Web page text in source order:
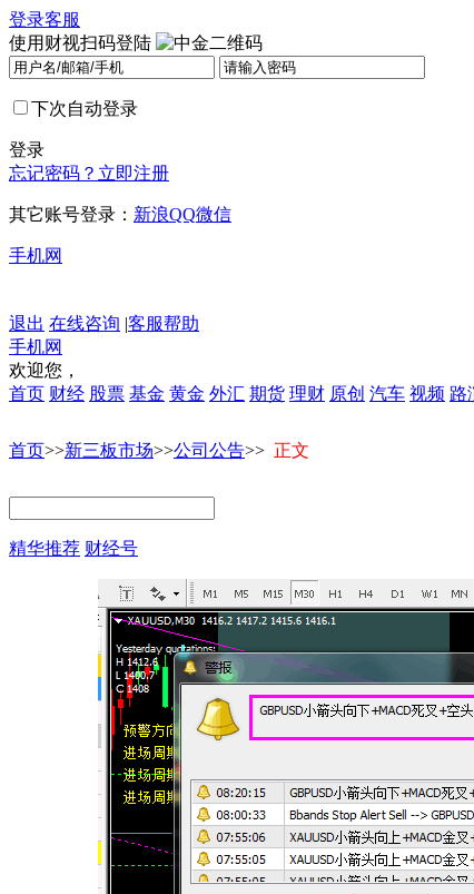
登录客服
使用财视扫码登陆
下次自动登录
登录
忘记密码？ 立即注册
其它账号登录： 新浪QQ微信
手机网
退出 在线咨询 |客服帮助
手机网
欢迎您，
首页 财经 股票 基金 黄金 外汇 期货 理财 原创 汽车 视频 路
首页>>新三板市场>>公司公告>> 正文
精华推荐 财经号